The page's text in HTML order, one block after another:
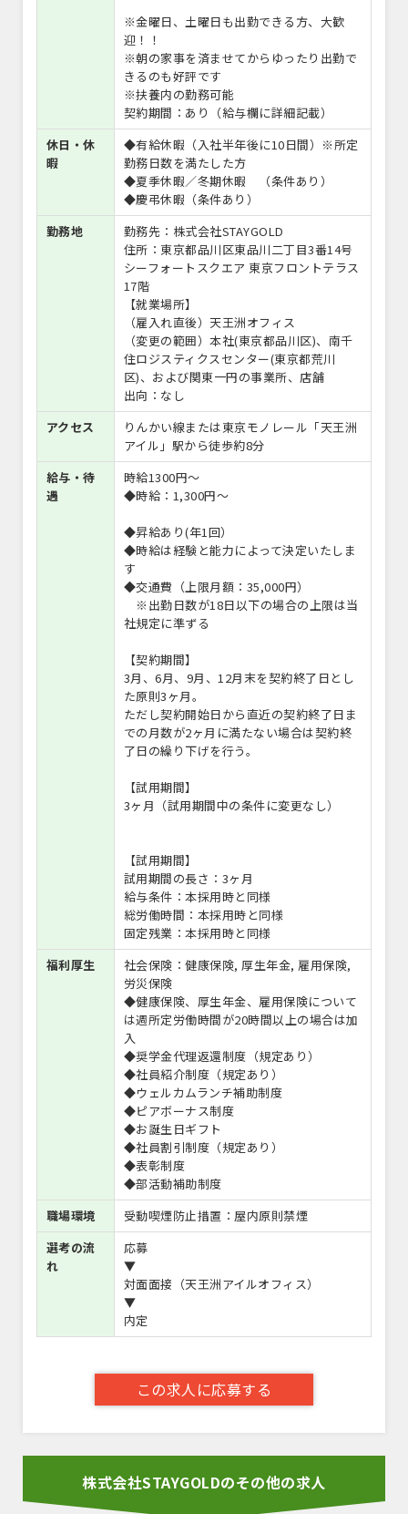
※金曜日、土曜日も出勤できる方、大歓
迎！！
※朝の家事を済ませてからゆったり出勤で
きるのも好評です
※扶養内の勤務可能
契約期間：あり（給与欄に詳細記載）
休日・休
暇
◆有給休暇（入社半年後に10日間）※所定
勤務日数を満たした方
◆夏季休暇／冬期休暇 （条件あり）
◆慶弔休暇（条件あり）
勤務地
勤務先：株式会社STAYGOLD
住所：東京都品川区東品川二丁目3番14号
シーフォートスクエア 東京フロントテラス
17階
【就業場所】
（雇入れ直後）天王洲オフィス
（変更の範囲）本社(東京都品川区)、南千
住ロジスティクスセンター(東京都荒川
区)、および関東一円の事業所、店舗
出向：なし
アクセス
りんかい線または東京モノレール「天王洲
アイル」駅から徒歩約8分
給与・待
遇
時給1300円〜
◆時給：1,300円〜
◆昇給あり(年1回）
◆時給は経験と能力によって決定いたしま
す
◆交通費（上限月額：35,000円）
※出勤日数が18日以下の場合の上限は当
社規定に準ずる
【契約期間】
3月、6月、9月、12月末を契約終了日とし
た原則3ヶ月。
ただし契約開始日から直近の契約終了日ま
での月数が2ヶ月に満たない場合は契約終
了日の繰り下げを行う。
【試用期間】
3ヶ月（試用期間中の条件に変更なし）
【試用期間】
試用期間の長さ：3ヶ月
給与条件：本採用時と同様
総労働時間：本採用時と同様
固定残業：本採用時と同様
福利厚生
社会保険：健康保険, 厚生年金, 雇用保険,
労災保険
◆健康保険、厚生年金、雇用保険について
は週所定労働時間が20時間以上の場合は加
入
◆奨学金代理返還制度（規定あり）
◆社員紹介制度（規定あり）
◆ウェルカムランチ補助制度
◆ピアボーナス制度
◆お誕生日ギフト
◆社員割引制度（規定あり）
◆表彰制度
◆部活動補助制度
職場環境
受動喫煙防止措置：屋内原則禁煙
選考の流
れ
応募
▼
対面面接（天王洲アイルオフィス）
▼
内定
この求人に応募する
株式会社STAYGOLDのその他の求人